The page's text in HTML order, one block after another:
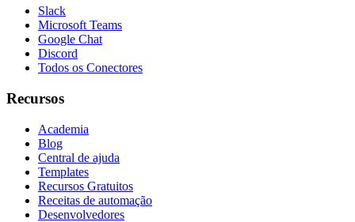
Slack
Microsoft Teams
Google Chat
Discord
Todos os Conectores
Recursos
Academia
Blog
Central de ajuda
Templates
Recursos Gratuitos
Receitas de automação
Desenvolvedores